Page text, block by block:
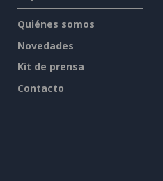
Quiénes somos
Novedades
Kit de prensa
Contacto